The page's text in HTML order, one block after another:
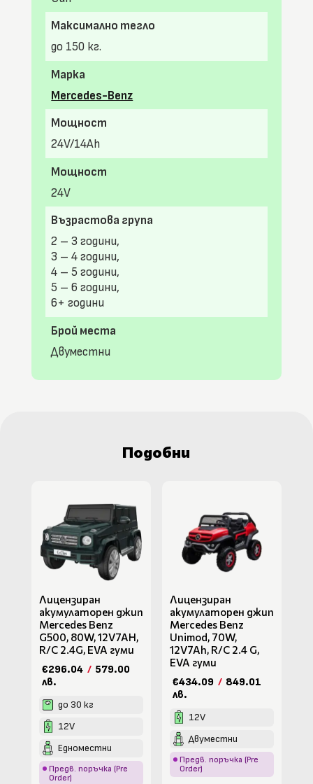
Максимално тегло
до 150 кг.
Марка
Mercedes-Benz
Мощност
24V/14Ah
Мощност
24V
Възрастова група
2 – 3 години,
3 – 4 години,
4 – 5 години,
5 – 6 години,
6+ години
Брой места
Двуместни
Подобни
Лицензиран
акумулаторен джип
Mercedes Benz
G500, 80W, 12V7AH,
R/C 2.4G, EVA гуми
€296.04 / 579.00
лв.
до 30 кг
12V
Едноместни
Предв. поръчка (Pre
Order)
Лицензиран
акумулаторен джип
Mercedes Benz
Unimod, 70W,
12V7Ah, R/C 2.4 G,
EVA гуми
€434.09 / 849.01
лв.
12V
Двуместни
Предв. поръчка (Pre
Order)